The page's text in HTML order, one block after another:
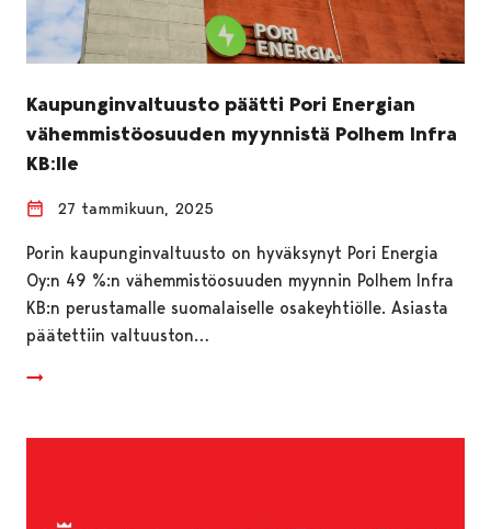
Kaupunginvaltuusto päätti Pori Energian
vähemmistöosuuden myynnistä Polhem Infra
KB:lle
27 tammikuun, 2025
Porin kaupunginvaltuusto on hyväksynyt Pori Energia
Oy:n 49 %:n vähemmistöosuuden myynnin Polhem Infra
KB:n perustamalle suomalaiselle osakeyhtiölle. Asiasta
päätettiin valtuuston…